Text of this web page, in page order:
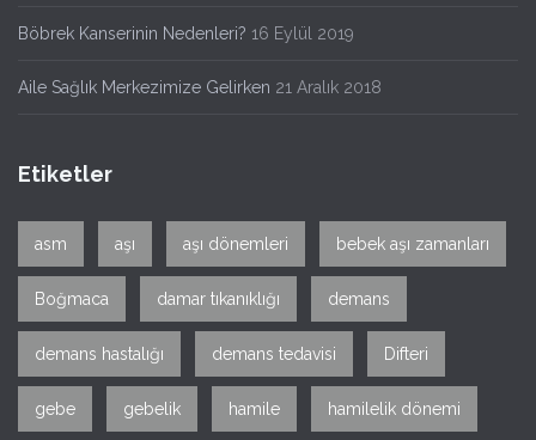
Böbrek Kanserinin Nedenleri? 16 Eylül 2019
Aile Sağlık Merkezimize Gelirken 21 Aralık 2018
Etiketler
asm aşı aşı dönemleri bebek aşı zamanları
Boğmaca damar tıkanıklığı demans
demans hastalığı demans tedavisi Difteri
gebe gebelik hamile hamilelik dönemi